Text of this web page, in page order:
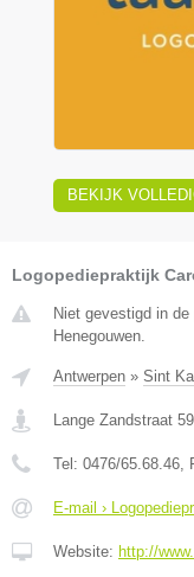
BEKIJK
Logopediepraktijk
Niet gevestigd in
Henegouwen.
Antwerpen » Sint
Lange Zandstraat 59
Tel: 0476/65.68.46,
E-mail ›
Website: http://